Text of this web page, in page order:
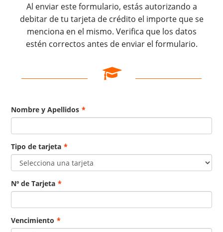
Al enviar este formulario, estás autorizando a
debitar de tu tarjeta de crédito el importe que se
menciona en el mismo. Verifica que los datos
estén correctos antes de enviar el formulario.
Nombre y Apellidos *
Tipo de tarjeta *
Nº de Tarjeta *
Vencimiento *